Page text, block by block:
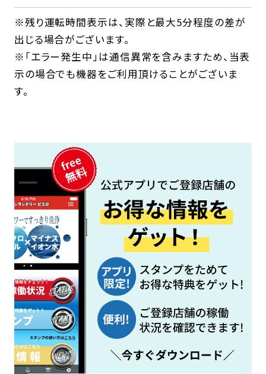
※残り運転時間表示は、実際と最大5分程度の差が
出じる場合がございます。
※「エラー発生中」は通信異常を含みますため、当表
示の場合でも機器をご利用頂けることがございま
す。